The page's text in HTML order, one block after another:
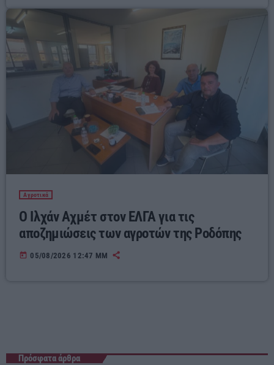
Αγροτικά
Ο Ιλχάν Αχμέτ στον ΕΛΓΑ για τις
αποζημιώσεις των αγροτών της Ροδόπης
today 05/08/2026 12:47 ΜΜ
Πρόσφατα άρθρα